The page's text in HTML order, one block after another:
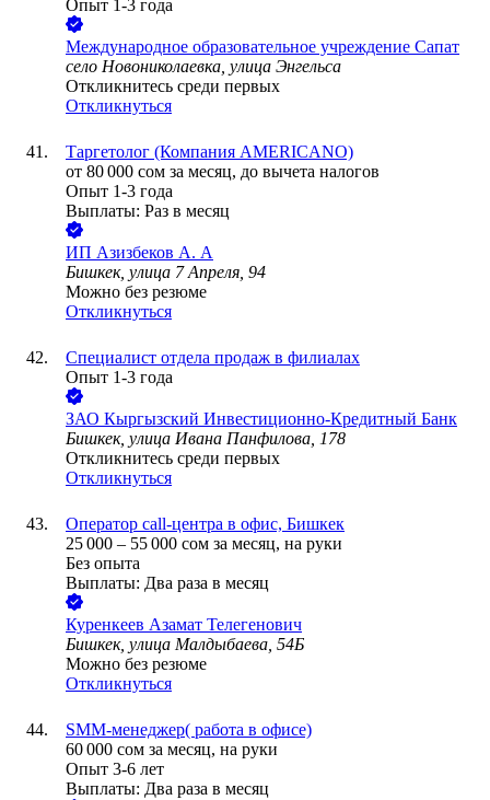
Опыт 1-3 года
Международное образовательное учреждение Сапат
село Новониколаевка, улица Энгельса
Откликнитесь среди первых
Откликнуться
Таргетолог (Компания AMERICANO)
от 80 000 сом за месяц, до вычета налогов
Опыт 1-3 года
Выплаты: Раз в месяц
ИП Азизбеков А. А
Бишкек, улица 7 Апреля, 94
Можно без резюме
Откликнуться
Cпециалист отдела продаж в филиалах
Опыт 1-3 года
ЗАО Кыргызский Инвестиционно-Кредитный Банк
Бишкек, улица Ивана Панфилова, 178
Откликнитесь среди первых
Откликнуться
Оператор call-центра в офис, Бишкек
25 000 – 55 000 сом за месяц, на руки
Без опыта
Выплаты: Два раза в месяц
Куренкеев Азамат Телегенович
Бишкек, улица Малдыбаева, 54Б
Можно без резюме
Откликнуться
SMM-менеджер( работа в офисе)
60 000 сом за месяц, на руки
Опыт 3-6 лет
Выплаты: Два раза в месяц